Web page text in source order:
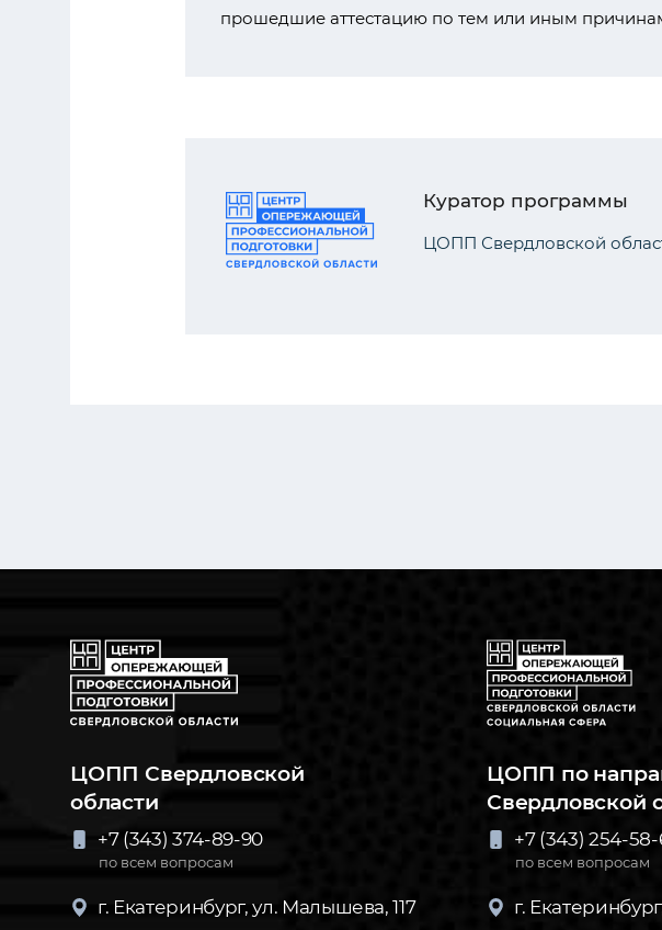
прошедшие аттестацию по тем или иным
Куратор программы
ЦОПП Свердловской
ЦОПП Свердловской
области
+7 (343) 374-89-90
по всем вопросам
г. Екатеринбург, ул. Малышева, 117
ЦОПП по
Свердловской
+7 (343) 254-
по всем вопросам
г.